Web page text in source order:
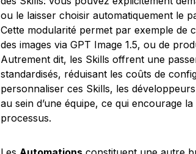
ou le laisser choisir automatiquement le
Cette modularité permet par exemple de
des images via GPT Image 1.5, ou de
Autrement dit, les Skills offrent une
standardisés, réduisant les coûts de
personnaliser ces Skills, les
au sein d’une équipe, ce qui encourage
processus.